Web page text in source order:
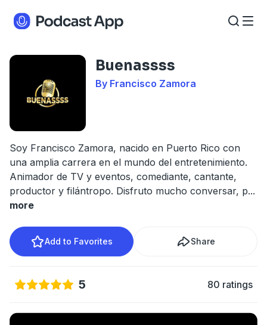
Buenassss
By Francisco Zamora
Soy Francisco Zamora, nacido en Puerto Rico con
una amplia carrera en el mundo del entretenimiento.
Animador de TV y eventos, comediante, cantante,
productor y filántropo. Disfruto mucho conversar, p...
more
Add to Favorites Share
5 80 ratings